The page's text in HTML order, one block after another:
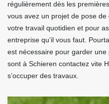
régulièrement dès les
vous avez un projet de pose
votre travail quotidien et pour
entreprise qu’il vous faut.
est nécessaire pour garder
sont à Schieren contactez vite
s’occuper des travaux.